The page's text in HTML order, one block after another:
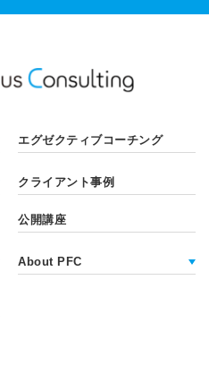
エグゼクティブコーチング
クライアント事例
公開講座
About PFC